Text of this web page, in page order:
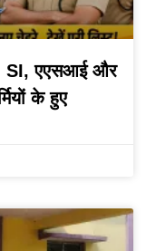
SI, एएसआई और
के हुए